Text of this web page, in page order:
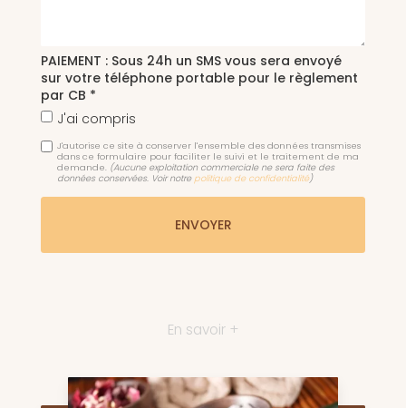
PAIEMENT : Sous 24h un SMS vous sera envoyé
sur votre téléphone portable pour le règlement
par CB *
J'ai compris
J'autorise ce site à conserver l'ensemble des données transmises
dans ce formulaire pour faciliter le suivi et le traitement de ma
demande. (Aucune exploitation commerciale ne sera faite des
données conservées. Voir notre politique de confidentialité)
En savoir +